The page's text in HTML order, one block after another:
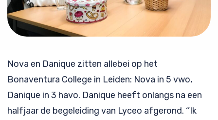
Nova en Danique zitten allebei op het
Bonaventura College in Leiden: Nova in 5 vwo,
Danique in 3 havo. Danique heeft onlangs na een
halfjaar de begeleiding van Lyceo afgerond. ‘’Ik